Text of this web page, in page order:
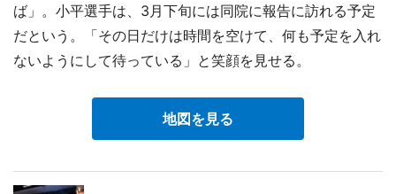
ば」。小平選手は、3月下旬には同院に報告に訪れる予定
だという。「その日だけは時間を空けて、何も予定を入れ
ないようにして待っている」と笑顔を見せる。
地図を見る